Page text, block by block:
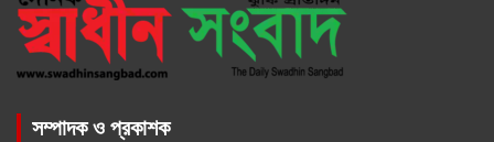
সম্পাদক ও প্রকাশক